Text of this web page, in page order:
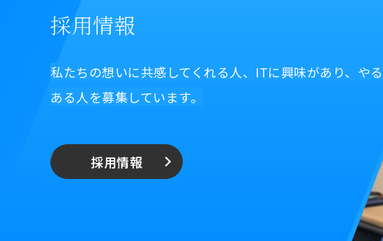
採用情報
私たちの想いに共感してくれる人、ITに興味があり、や
ある人を募集しています。
採用情報